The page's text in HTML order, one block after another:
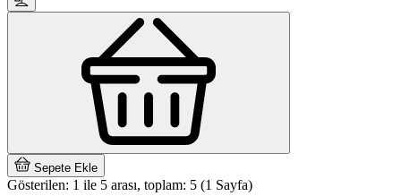
Sepete Ekle
Gösterilen: 1 ile 5 arası, toplam: 5 (1 Sayfa)